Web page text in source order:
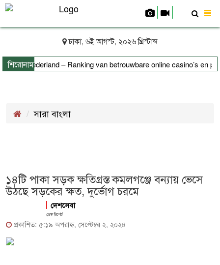
ঢাকা, ৬ই আগস্ট, ২০২৬ খ্রিস্টাব্দ
শিরোনাম
uit Nederland – Ranking van betrouwbare online casino’s en
সারা বাংলা
১৪টি পাকা সড়ক ক্ষতিগ্রস্ত কমলগঞ্জে বন্যায় ভেসে
উঠছে সড়কের ক্ষত, দুর্ভোগ চরমে
দেশসেবা
ডেস্ক রিপোর্ট
প্রকাশিত: ৫:১৯ অপরাহ্ণ, সেপ্টেম্বর ২, ২০২৪